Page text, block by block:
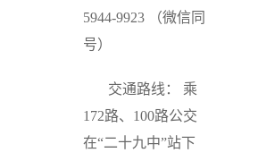
5944-9923 （微信同
号）
交通路线： 乘
172路、100路公交
在“二十九中”站下